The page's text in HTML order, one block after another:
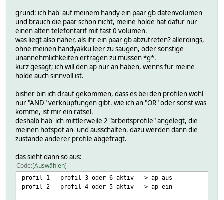
grund: ich hab' auf meinem handy ein paar gb datenvolumen
und brauch die paar schon nicht, meine holde hat dafür nur
einen alten telefontarif mit fast 0 volumen.
was liegt also näher, als ihr ein paar gb abzutreten? allerdings,
ohne meinen handyakku leer zu saugen, oder sonstige
unannehmlichkeiten ertragen zu müssen *g*.
kurz gesagt; ich will den ap nur an haben, wenns für meine
holde auch sinnvoll ist.
bisher bin ich drauf gekommen, dass es bei den profilen wohl
nur "AND" verknüpfungen gibt. wie ich an "OR" oder sonst was
komme, ist mir ein rätsel.
deshalb hab' ich mittlerweile 2 "arbeitsprofile" angelegt, die
meinen hotspot an- und ausschalten. dazu werden dann die
zustände anderer profile abgefragt.
das sieht dann so aus:
Code Auswählen
profil 1 - profil 3 oder 6 aktiv --> ap aus
profil 2 - profil 4 oder 5 aktiv --> ap ein